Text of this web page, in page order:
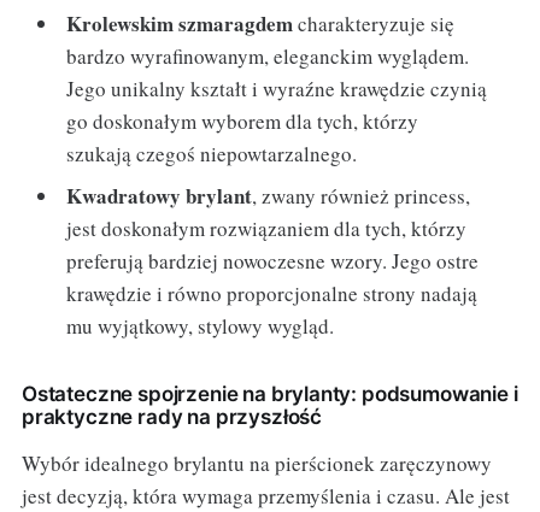
Krolewskim szmaragdemcharakteryzuje się
bardzo wyrafinowanym, eleganckim wyglądem.
Jego unikalny kształt i wyraźne krawędzie czynią
go doskonałym wyborem dla tych, którzy
szukają czegoś niepowtarzalnego.
Kwadratowy brylant, zwany również princess,
jest doskonałym rozwiązaniem dla tych, którzy
preferują bardziej nowoczesne wzory. Jego ostre
krawędzie i równo proporcjonalne strony nadają
mu wyjątkowy, stylowy wygląd.
Ostateczne spojrzenie na brylanty: podsumowanie i
praktyczne rady na przyszłość
Wybór idealnego brylantu na pierścionek zaręczynowy
jest decyzją, która wymaga przemyślenia i czasu. Ale jest